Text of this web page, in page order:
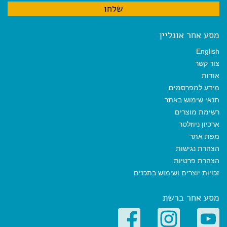
מסע אחר אונליין
English
צור קשר
אודות
מידע למפרסמים
תנאי שימוש באתר
רשימת מוצרים
ארכיון ניוזלטר
מפת אתר
הצהרת נגישות
הצהרת פרטיות
זכויות יוצרים ושימוש בתכנים
מסע אחר ברשת